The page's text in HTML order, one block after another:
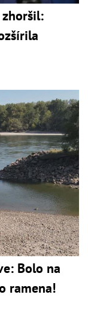
zhoršil:
Bolo na
ramena!